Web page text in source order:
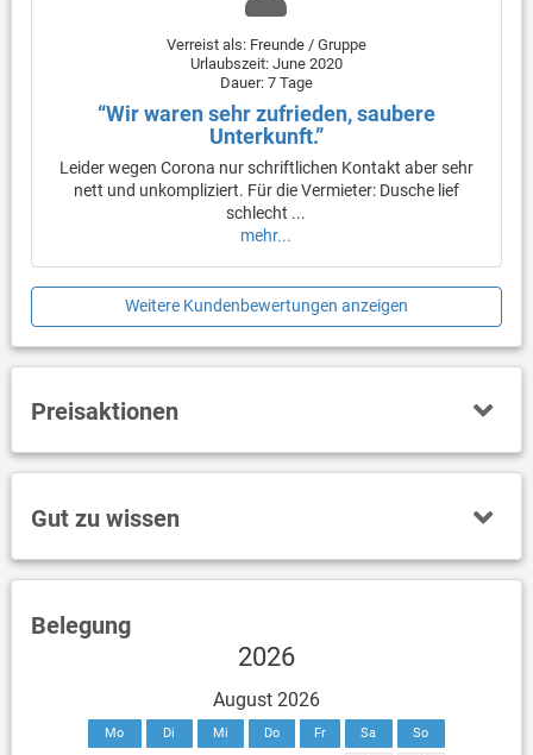
Verreist als: Freunde / Gruppe
Urlaubszeit: June 2020
Dauer: 7 Tage
“Wir waren sehr zufrieden, saubere
Unterkunft.”
Leider wegen Corona nur schriftlichen Kontakt aber sehr
nett und unkompliziert. Für die Vermieter: Dusche lief
schlecht ...
mehr...
Weitere Kundenbewertungen anzeigen
Preisaktionen
Gut zu wissen
Belegung
2026
August 2026
Mo Di Mi Do Fr Sa So